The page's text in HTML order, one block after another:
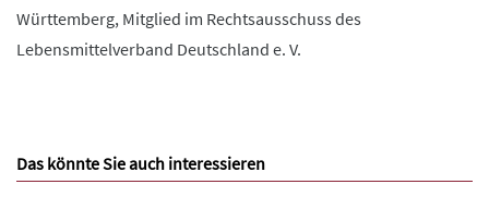
Württemberg, Mitglied im Rechtsausschuss des
Lebensmittelverband Deutschland e. V.
Das könnte Sie auch interessieren